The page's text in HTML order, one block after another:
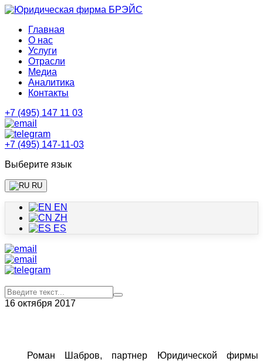
Главная
О нас
Услуги
Отрасли
Медиа
Аналитика
Контакты
+7 (495) 147 11 03
+7 (495) 147-11-03
Выберите язык
RU
EN
ZH
ES
16 октября 2017
Роман Шабров, партнер Юридической фирмы